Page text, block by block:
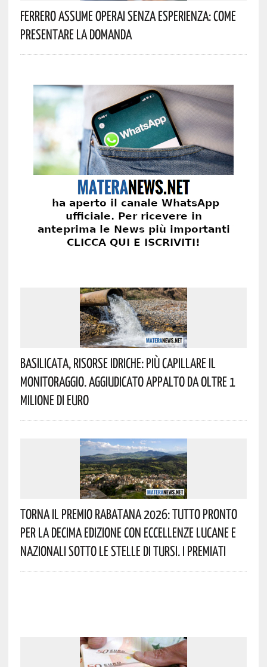
Ferrero Assume Operai Senza Esperienza: Come
Presentare La Domanda
Basilicata, Risorse Idriche: Più Capillare Il
Monitoraggio. Aggiudicato Appalto Da Oltre 1
Milione Di Euro
Torna Il Premio Rabatana 2026: Tutto Pronto
Per La Decima Edizione Con Eccellenze Lucane E
Nazionali Sotto Le Stelle Di Tursi. I Premiati